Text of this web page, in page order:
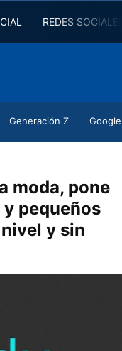
REDES
Generación Z
moda, pone
pequeños
y sin